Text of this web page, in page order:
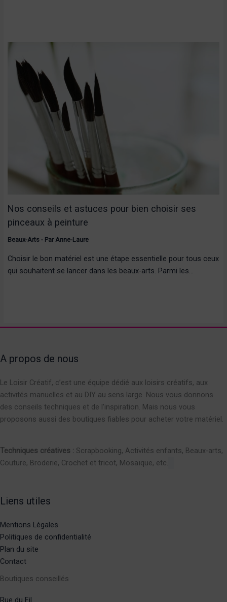
Nos conseils et astuces pour bien choisir ses
pinceaux à peinture
Beaux-Arts- ParAnne-Laure
Choisir le bon matériel est une étape essentielle pour tous ceux
qui souhaitent se lancer dans les beaux-arts. Parmi les…
A propos de nous
Le Loisir Créatif, c’est une équipe dédié aux loisirs créatifs, aux
activités manuelles et au DIY au sens large. Nous vous donnons
des conseils techniques et de l’inspiration. Mais nous vous
proposons aussi des boutiques fiables pour acheter votre matériel.
Techniques créatives : Scrapbooking, Activités enfants, Beaux-arts,
Couture, Broderie, Crochet et tricot, Mosaïque, etc.
Liens utiles
Mentions Légales
Politiques de confidentialité
Plan du site
Contact
Boutiques conseillés
Rue du Fil